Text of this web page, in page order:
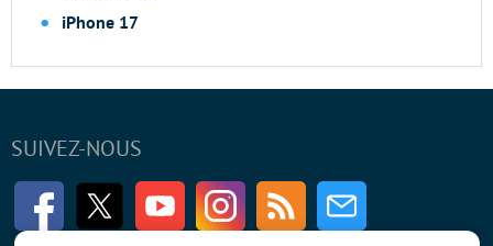
iPhone 17
SUIVEZ-NOUS
FacebookTwitter Youtube InstagramRSS Newsletter